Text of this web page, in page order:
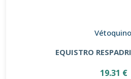
EQUISTRO
19.31 €